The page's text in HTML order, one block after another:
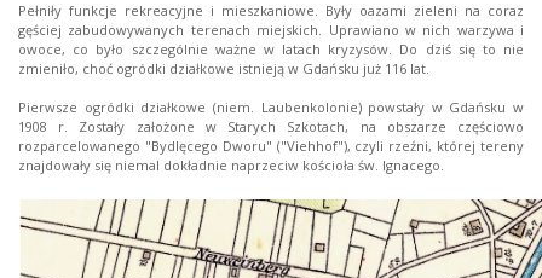
Pełniły funkcje rekreacyjne i mieszkaniowe. Były oazami zieleni na coraz
gęściej zabudowywanych terenach miejskich. Uprawiano w nich warzywa i
owoce, co było szczególnie ważne w latach kryzysów. Do dziś się to nie
zmieniło, choć ogródki działkowe istnieją w Gdańsku już 116 lat.
Pierwsze ogródki działkowe (niem. Laubenkolonie) powstały w Gdańsku w
1908 r. Zostały założone w Starych Szkotach, na obszarze częściowo
rozparcelowanego "Bydlęcego Dworu" ("Viehhof"), czyli rzeźni, której tereny
znajdowały się niemal dokładnie naprzeciw kościoła św. Ignacego.